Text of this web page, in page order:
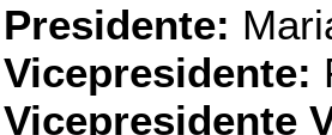
Presidente:
Vicepresidente:
Vicepresidente